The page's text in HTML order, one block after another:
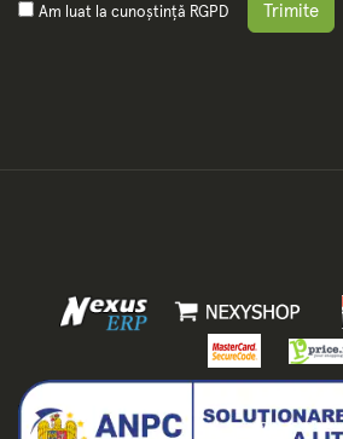
Am luat la cunoștință RGPD Trimite